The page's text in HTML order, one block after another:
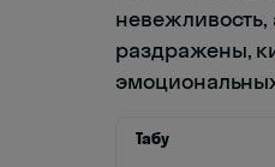
невежливость,
раздражены,
Табу